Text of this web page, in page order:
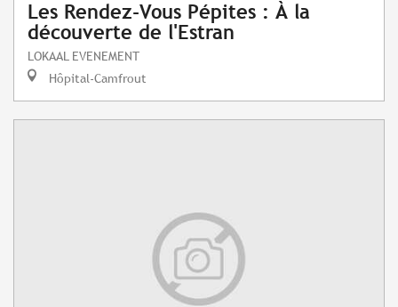
Les Rendez-Vous Pépites : À la
découverte de l'Estran
LOKAAL EVENEMENT
Hôpital-Camfrout